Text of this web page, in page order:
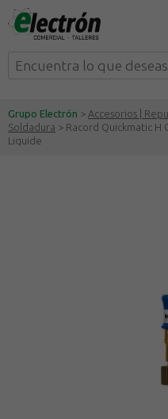
Grupo Electrón > Accesorios |
Soldadura > Racord Quickmatic H
Liquide